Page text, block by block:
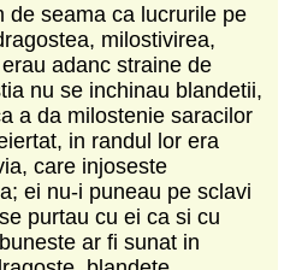
de seama ca lucrurile pe
milostivirea,
adanc straine de
nu se inchinau blandetii,
a da milostenie saracilor
in randul lor era
care injoseste
ei nu-i puneau pe sclavi
purtau cu ei ca si cu
ar fi sunat in